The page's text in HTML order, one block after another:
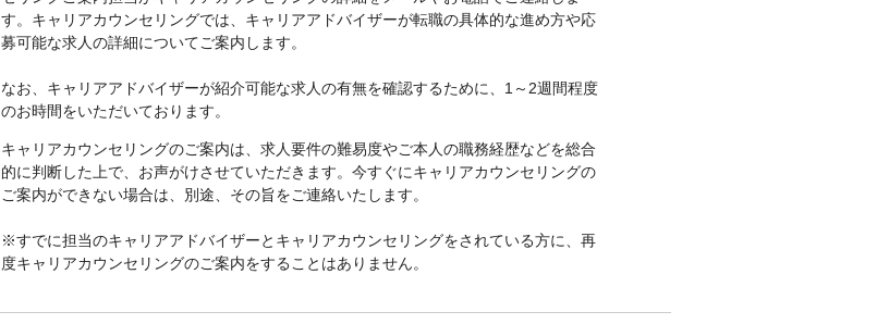
す。キャリアカウンセリングでは、キャリアアドバイザーが転職の具体的な進め方や応
募可能な求人の詳細についてご案内します。
なお、キャリアアドバイザーが紹介可能な求人の有無を確認するために、1～2週間程度
のお時間をいただいております。
キャリアカウンセリングのご案内は、求人要件の難易度やご本人の職務経歴などを総合
的に判断した上で、お声がけさせていただきます。今すぐにキャリアカウンセリングの
ご案内ができない場合は、別途、その旨をご連絡いたします。
※すでに担当のキャリアアドバイザーとキャリアカウンセリングをされている方に、再
度キャリアカウンセリングのご案内をすることはありません。